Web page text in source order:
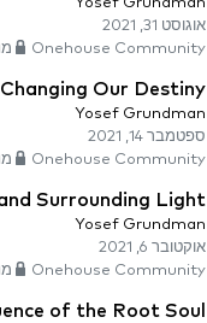
Yosef Grundman
אוגוסט 31, 2021
Onehouse Community מנוי
Changing Our Destiny
Yosef Grundman
ספטמבר 14, 2021
Onehouse Community מנוי
Surrounding Light
Yosef Grundman
אוקטובר 6, 2021
Onehouse Community מנוי
of the Root Soul